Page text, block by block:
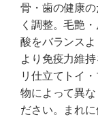
骨・歯の健康
く調整。毛艶
酸をバランス
より免疫力維
リ仕立てトイ
物によって異
ださい。まれ